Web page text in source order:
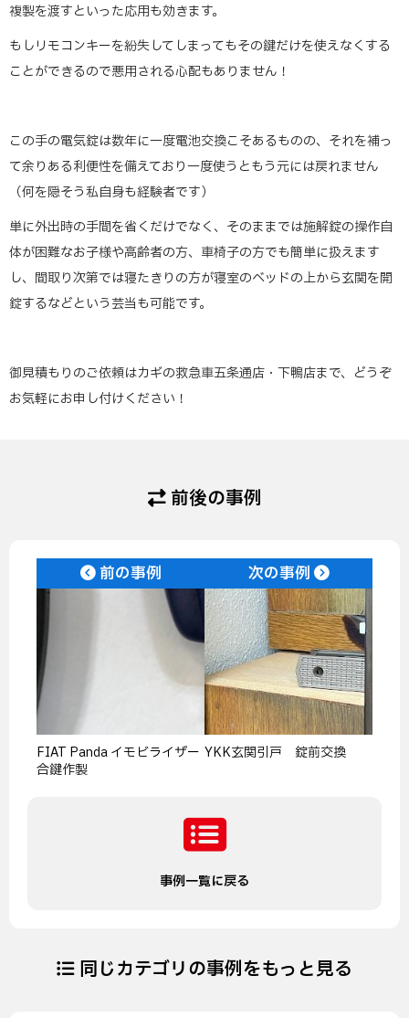
複製を渡すといった応用も効きます。
もしリモコンキーを紛失してしまってもその鍵だけを使えなくする
ことができるので悪用される心配もありません！
この手の電気錠は数年に一度電池交換こそあるものの、それを補っ
て余りある利便性を備えており一度使うともう元には戻れません
（何を隠そう私自身も経験者です）
単に外出時の手間を省くだけでなく、そのままでは施解錠の操作自
体が困難なお子様や高齢者の方、車椅子の方でも簡単に扱えます
し、間取り次第では寝たきりの方が寝室のベッドの上から玄関を開
錠するなどという芸当も可能です。
御見積もりのご依頼はカギの救急車五条通店・下鴨店まで、どうぞ
お気軽にお申し付けください！
前後の事例
前の事例
FIAT Panda イモビライザー
合鍵作製
事例一覧に戻る
次の事例
YKK玄関引戸 錠前交換
同じカテゴリの事例をもっと見る